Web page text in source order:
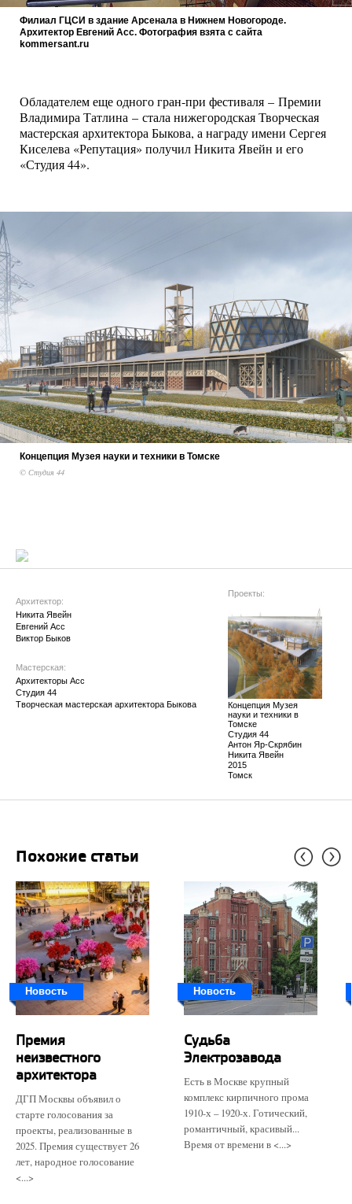
Филиал ГЦСИ в здание Арсенала в Нижнем Новогороде.
Архитектор Евгений Асс. Фотография взята с сайта
kommersant.ru
Обладателем еще одного гран-при фестиваля – Премии
Владимира Татлина – стала нижегородская Творческая
мастерская архитектора Быкова, а награду имени Сергея
Киселева «Репутация» получил Никита Явейн и его
«Студия 44».
Концепция Музея науки и техники в Томске
© Студия 44
Архитектор:
Никита Явейн
Евгений Асс
Виктор Быков
Мастерская:
Архитекторы Асс
Студия 44
Творческая мастерская архитектора Быкова
Проекты:
Концепция Музея
науки и техники в
Томске
Студия 44
Антон Яр-Скрябин
Никита Явейн
2015
Томск
Похожие статьи
Новость
Премия
неизвестного
архитектора
ДГП Москвы объявил о
старте голосования за
проекты, реализованные в
2025. Премия существует 26
лет, народное голосование
<...>
Новость
Судьба
Электрозавода
Есть в Москве крупный
комплекс кирпичного прома
1910-х – 1920-х. Готический,
романтичный, красивый...
Время от времени в <...>